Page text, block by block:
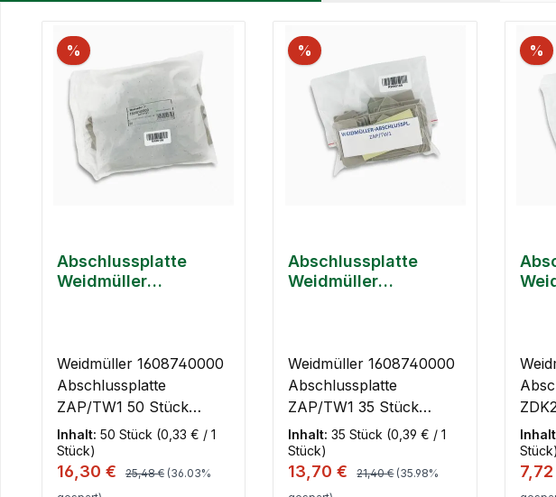
%
Abschlussplatte
Weidmüller
Weidmüller 1608740000
Abschlussplatte
ZAP/TW1 50 Stück
Kurzinfos Marke:
Weidmüller
Artikelnummer:
Inhalt: 50 Stück (0,33 € / 1
Stück)
Verkaufspreis:
16,30 € Regulärer Preis:
25,48 € (36.03%
%
Abschlussplatte
Weidmüller
Weidmüller 1608740000
Abschlussplatte
ZAP/TW1 35 Stück
Kurzinfos Marke:
Weidmüller
Artikelnummer:
Inhalt:35 Stück (0,39 € / 1
Stück)
Verkaufspreis:
13,70 € Regulärer Preis:
21,40 € (35.98%
%
Stück)